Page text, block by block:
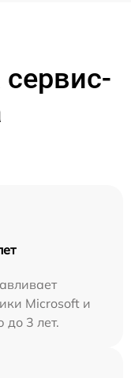
Microsoft и
до 3 лет.